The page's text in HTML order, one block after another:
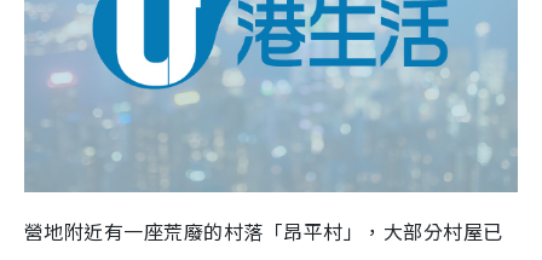
營地附近有一座荒廢的村落「昂平村」，大部分村屋已